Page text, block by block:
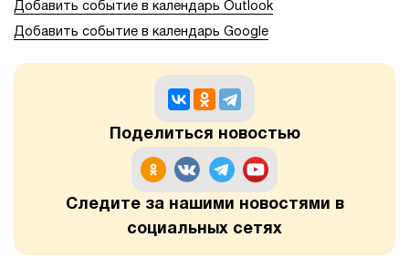
Добавить событие в календарь Outlook
Добавить событие в календарь Google
Поделиться новостью
Следите за нашими новостями в
социальных сетях